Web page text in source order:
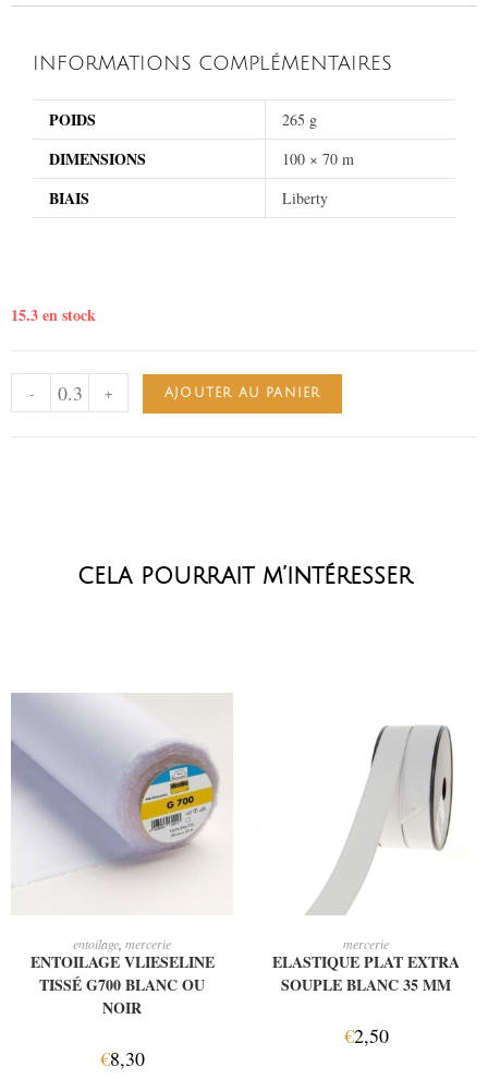
INFORMATIONS COMPLÉMENTAIRES
POIDS 265 g
DIMENSIONS 100 × 70 m
BIAIS Liberty
15.3 en stock
- + AJOUTER AU PANIER
cela pourrait m’intéresser
CHOIX DES OPTIONS
entoilage, mercerie
ENTOILAGE VLIESELINE
TISSÉ G700 BLANC OU
NOIR
€8,30
mercerie
ELASTIQUE PLAT EXTRA
SOUPLE BLANC 35 MM
€2,50